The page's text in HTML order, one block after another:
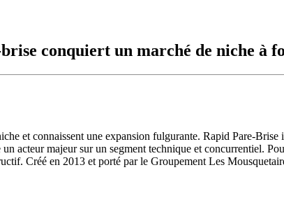
conquiert un marché de niche à
et connaissent une expansion fulgurante. Rapid Pare-
acteur majeur sur un segment technique et concurrentiel.
Créé en 2013 et porté par le Groupement Les